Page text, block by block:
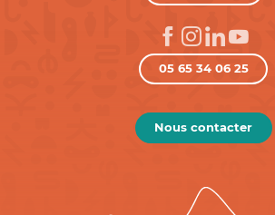
05 65 34 06 25
Nous contacter